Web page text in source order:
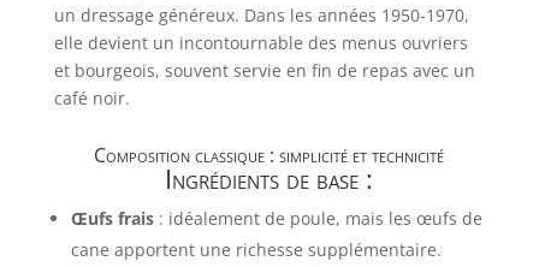
un dressage généreux. Dans les années 1950-1970,
elle devient un incontournable des menus ouvriers
et bourgeois, souvent servie en fin de repas avec un
café noir.
Composition classique : simplicité et technicité
Ingrédients de base :
Œufs frais: idéalement de poule, mais les œufs de
cane apportent une richesse supplémentaire.